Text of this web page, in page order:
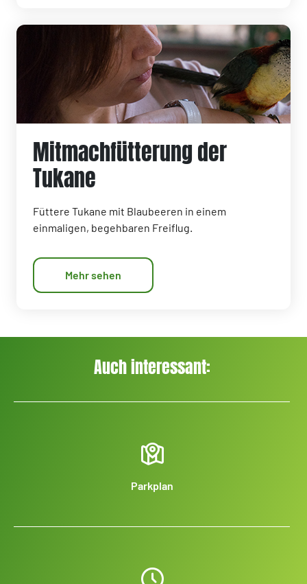
Mitmachfütterung der
Tukane
Füttere Tukane mit Blaubeeren in einem
einmaligen, begehbaren Freiflug.
Mehr sehen
Auch interessant:
Parkplan